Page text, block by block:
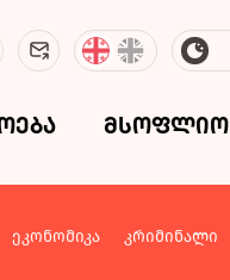
მსოფლიო
ეკონომიკა კრიმინალი